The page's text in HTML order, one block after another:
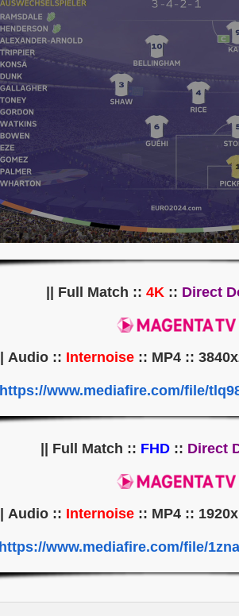
4K :: Direct
Internoise :: MP4 ::
https://www.mediafire.com/file/
FHD :: Direct
Internoise :: MP4 ::
https://www.mediafire.com/file/